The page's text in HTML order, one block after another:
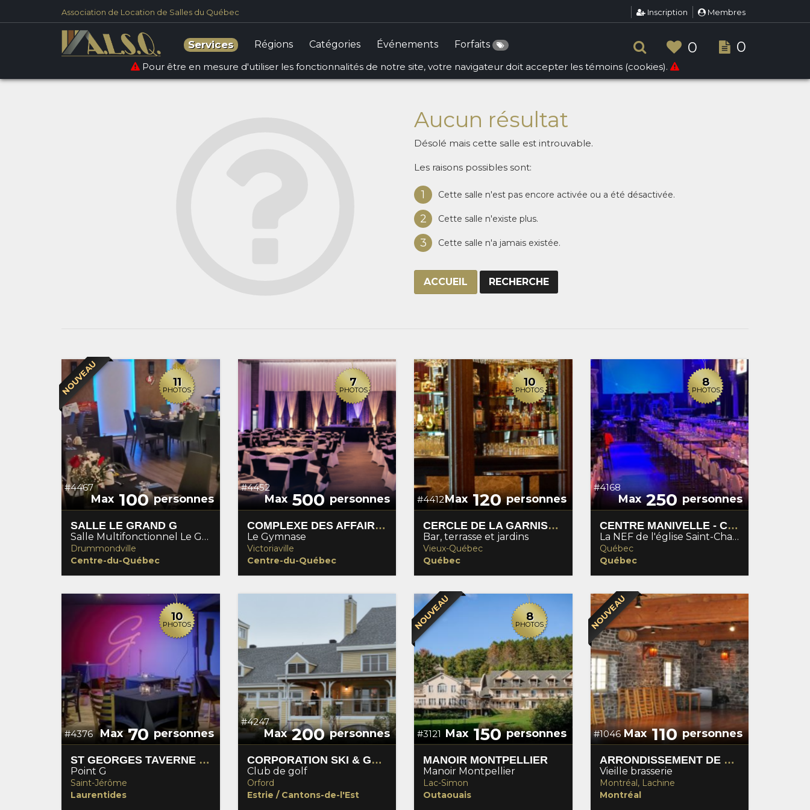
Association de Location de Salles du Québec Inscription Membres
Services Régions Catégories Événements Forfaits 0 0
Pour être en mesure d'utiliser les fonctionnalités de notre site, votre navigateur doit accepter les témoins (cookies).
Accueil Location de salle
Aucun résultat
Désolé mais cette salle est introuvable.
Les raisons possibles sont:
1 Cette salle n'est pas encore activée ou a été désactivée.
2 Cette salle n'existe plus.
3 Cette salle n'a jamais existée.
ACCUEIL RECHERCHE
NOUVEAU 11
PHOTOS
#4467
Max100personnes
SALLE LE GRAND G
Salle Multifonctionnel Le Grand G
Drummondville
Centre-du-Québec
7
PHOTOS
#4452
Max500personnes
COMPLEXE DES AFFAIRES 905
Le Gymnase
Victoriaville
Centre-du-Québec
10
PHOTOS
#4412Max120personnes
CERCLE DE LA GARNISON
Bar, terrasse et jardins
Vieux-Québec
Québec
8
PHOTOS
#4168
Max250 personnes
CENTRE MANIVELLE - CRÉATION ET DIFFUSION DES ARTS
La NEF de l'église Saint-Charles - Manivelle centre de création
Québec
Québec
10
PHOTOS
#4376 Max70personnes
ST GEORGES TAVERNE URBAINE
Point G
Saint-Jérôme
Laurentides
#4247
Max200personnes
CORPORATION SKI & GOLF MONT ORFORD
Club de golf
Orford
Estrie / Cantons-de-l'Est
NOUVEAU 8
PHOTOS
#3121 Max150personnes
MANOIR MONTPELLIER
Manoir Montpellier
Lac-Simon
Outaouais
NOUVEAU
#1046 Max110personnes
ARRONDISSEMENT DE LACHINE
Vieille brasserie
Montréal, Lachine
Montréal